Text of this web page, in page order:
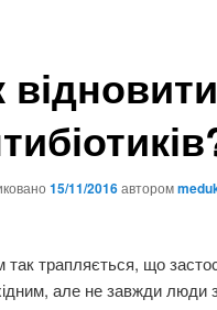
15/11/2016автором
так трапляється, що
але не завжди люди